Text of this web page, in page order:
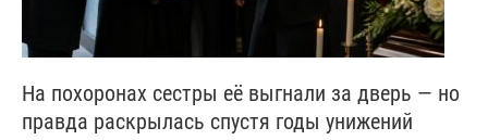
На похоронах сестры её выгнали за дверь — но
правда раскрылась спустя годы унижений